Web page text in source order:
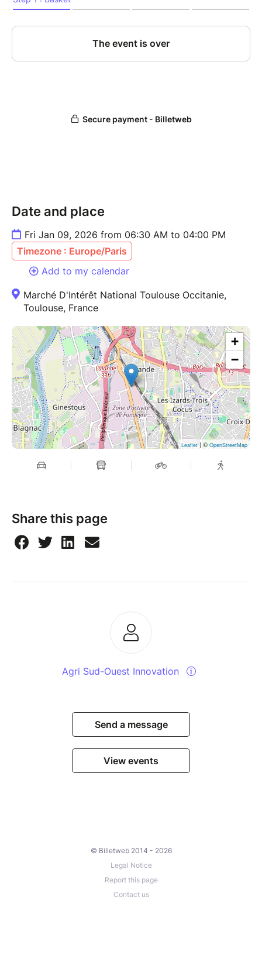
Date and place
Fri Jan 09, 2026 from 06:30 AM to 04:00 PM
Timezone : Europe/Paris
Add to my calendar
Marché D'Intérêt National Toulouse Occitanie,
Toulouse, France
+
−
Leaflet| © OpenStreetMap
Share this page
Agri Sud-Ouest Innovation
Send a message
View events
© Billetweb 2014 - 2026
Legal Notice
Report this page
Contact us